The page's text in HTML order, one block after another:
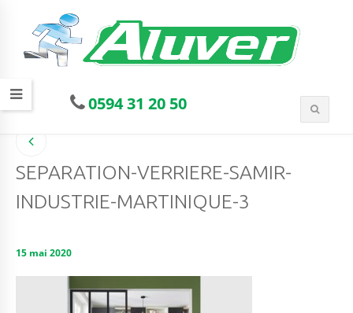
0594 31 20 50
SEPARATION-VERRIERE-SAMIR-
INDUSTRIE-MARTINIQUE-3
15 mai 2020